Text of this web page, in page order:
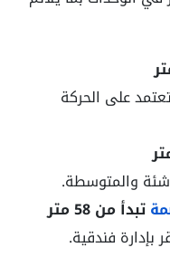
على الحركة
والمتوسطة.
تبدأ من 58 متر
بإدارة فندقية.